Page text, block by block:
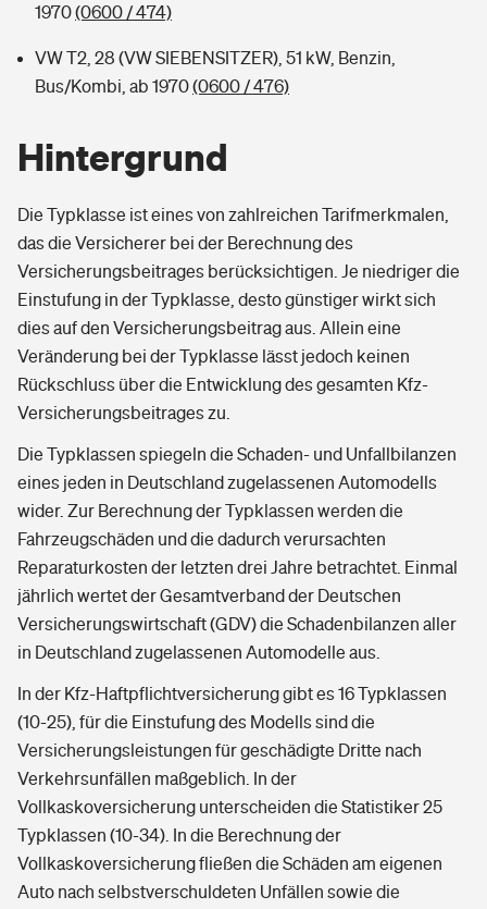
1970(0600 / 474)
VW T2, 28 (VW SIEBENSITZER), 51 kW, Benzin,
Bus/Kombi, ab 1970(0600 / 476)
Hintergrund
Die Typklasse ist eines von zahlreichen Tarifmerkmalen,
das die Versicherer bei der Berechnung des
Versicherungsbeitrages berücksichtigen. Je niedriger die
Einstufung in der Typklasse, desto günstiger wirkt sich
dies auf den Versicherungsbeitrag aus. Allein eine
Veränderung bei der Typklasse lässt jedoch keinen
Rückschluss über die Entwicklung des gesamten Kfz-
Versicherungsbeitrages zu.
Die Typklassen spiegeln die Schaden- und Unfallbilanzen
eines jeden in Deutschland zugelassenen Automodells
wider. Zur Berechnung der Typklassen werden die
Fahrzeugschäden und die dadurch verursachten
Reparaturkosten der letzten drei Jahre betrachtet. Einmal
jährlich wertet der Gesamtverband der Deutschen
Versicherungswirtschaft (GDV) die Schadenbilanzen aller
in Deutschland zugelassenen Automodelle aus.
In der Kfz-Haftpflichtversicherung gibt es 16 Typklassen
(10-25), für die Einstufung des Modells sind die
Versicherungsleistungen für geschädigte Dritte nach
Verkehrsunfällen maßgeblich. In der
Vollkaskoversicherung unterscheiden die Statistiker 25
Typklassen (10-34). In die Berechnung der
Vollkaskoversicherung fließen die Schäden am eigenen
Auto nach selbstverschuldeten Unfällen sowie die